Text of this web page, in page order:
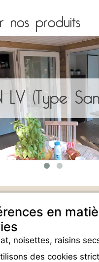
nos produits
LV (Type
132 Chemin de Maraval
84410 Bedoin - France -
Latitude :
Longitude :
E-mail :
en
noisettes, raisins
des cookies